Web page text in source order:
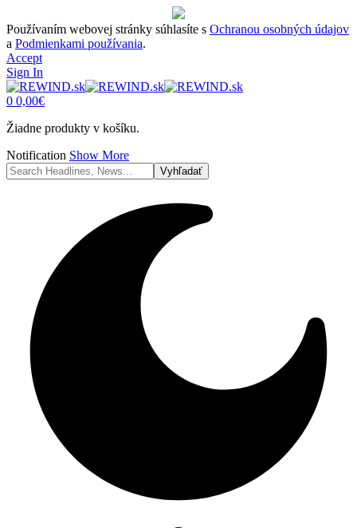
Používaním webovej stránky súhlasíte s Ochranou osobných údajov
a Podmienkami používania.
Accept
Sign In
0 0,00€
Žiadne produkty v košíku.
Notification Show More